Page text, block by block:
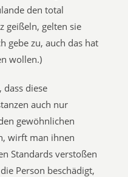
den total
geißeln, gelten sie
gebe zu, auch das hat
wollen.)
diese
auch nur
gewöhnlichen
wirft man ihnen
Standards verstoßen
Person beschädigt,